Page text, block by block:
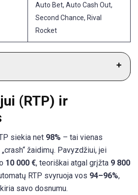
Auto Bet, Auto Cash Out,
Second Chance, Rival
Rocket
ir Volatilumas
ir Statymų Dydžiai
Game Demo
Taisyklės
Statymas
(RTP) ir
siekia net 98% – tai vienas
žaidimų. Pavyzdžiui, jei
10 000 €, teoriškai atgal grįžta 9 800
RTP svyruoja vos 94–96%,
savo dosnumu.